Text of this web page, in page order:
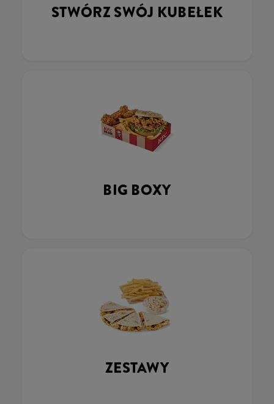
STWÓRZ SWÓJ KUBEŁEK
BIG BOXY
ZESTAWY